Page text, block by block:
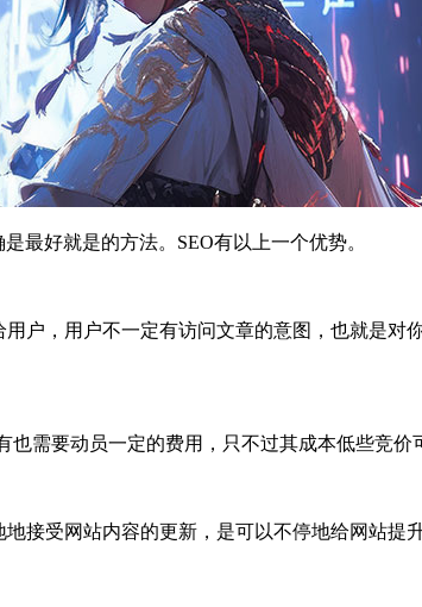
最好就是的方法。SEO有以上一个优势。
户，用户不一定有访问文章的意图，也就是
需要动员一定的费用，只不过其成本低些竞价
接受网站内容的更新，是可以不停地给网站提